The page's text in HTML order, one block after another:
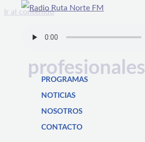
Ir al contenido
PROGRAMAS
NOTICIAS
NOSOTROS
CONTACTO